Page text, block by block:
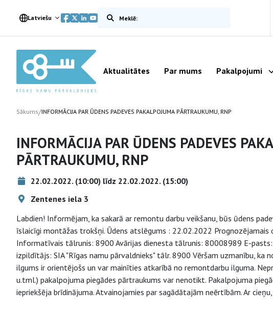
Latviešu Meklēt vietnē
Aktualitātes Par mums Pakalpojumi
Sākums/INFORMĀCIJA PAR ŪDENS PADEVES PAKALPOJUMA PĀRTRAUKUMU, RNP
INFORMĀCIJA PAR ŪDENS PADEVES
PĀRTRAUKUMU, RNP
22.02.2022. (10:00) līdz 22.02.2022. (15:00)
Zentenes iela 3
Labdien! Informējam, ka sakarā ar remontu darbu veikšanu, būs ūdens
īslaicīgi montāžas trokšņi. Ūdens atslēgums : 22.02.2022
Informatīvais tālrunis: 8900 Avārijas dienesta tālrunis: 80008989 E-
izpildītājs: SIA "Rīgas namu pārvaldnieks" tālr. 8900 Vēršam uzmanību, ka
ilgums ir orientējošs un var mainīties atkarībā no remontdarbu ilguma.
u.tml.) pakalpojuma piegādes pārtraukums var nenotikt. Pakalpojuma
iepriekšēja brīdinājuma. Atvainojamies par sagādātajām neērtībām. Ar